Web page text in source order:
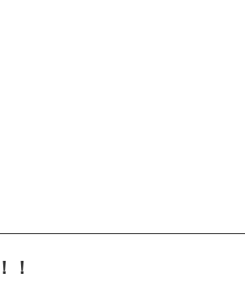
！